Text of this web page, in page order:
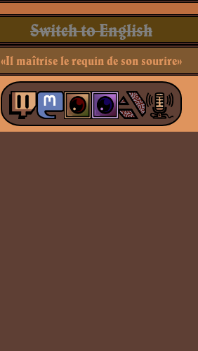
Switch to English
«Il maîtrise le requin de son sourire»